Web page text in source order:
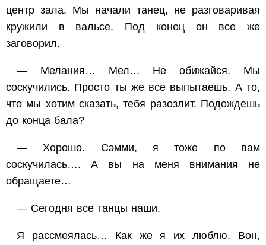
центр зала. Мы начали танец, не разговаривая
кружили в вальсе. Под конец он все же
заговорил.
— Мелания… Мел… Не обижайся. Мы
соскучились. Просто ты же все выпытаешь. А то,
что мы хотим сказать, тебя разозлит. Подождешь
до конца бала?
— Хорошо. Сэмми, я тоже по вам
соскучилась…. А вы на меня внимания не
обращаете…
— Сегодня все танцы наши.
Я рассмеялась… Как же я их люблю. Вон,